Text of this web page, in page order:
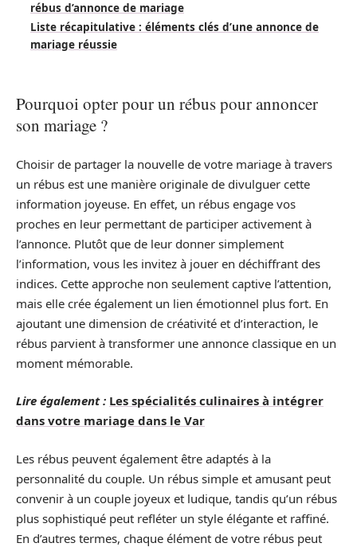
rébus d’annonce de mariage
Liste récapitulative : éléments clés d’une annonce de
mariage réussie
Pourquoi opter pour un rébus pour annoncer
son mariage ?
Choisir de partager la nouvelle de votre mariage à travers
un rébus est une manière originale de divulguer cette
information joyeuse. En effet, un rébus engage vos
proches en leur permettant de participer activement à
l’annonce. Plutôt que de leur donner simplement
l’information, vous les invitez à jouer en déchiffrant des
indices. Cette approche non seulement captive l’attention,
mais elle crée également un lien émotionnel plus fort. En
ajoutant une dimension de créativité et d’interaction, le
rébus parvient à transformer une annonce classique en un
moment mémorable.
Lire également : Les spécialités culinaires à intégrer
dans votre mariage dans le Var
Les rébus peuvent également être adaptés à la
personnalité du couple. Un rébus simple et amusant peut
convenir à un couple joyeux et ludique, tandis qu’un rébus
plus sophistiqué peut refléter un style élégante et raffiné.
En d’autres termes, chaque élément de votre rébus peut